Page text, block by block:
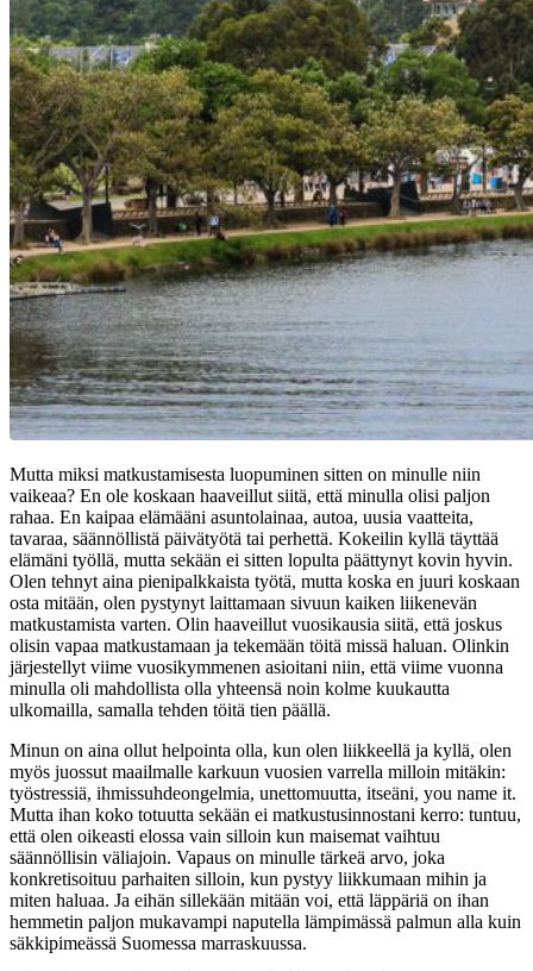
Mutta miksi matkustamisesta luopuminen sitten on minulle niin
vaikeaa? En ole koskaan haaveillut siitä, että minulla olisi paljon
rahaa. En kaipaa elämääni asuntolainaa, autoa, uusia vaatteita,
tavaraa, säännöllistä päivätyötä tai perhettä. Kokeilin kyllä täyttää
elämäni työllä, mutta sekään ei sitten lopulta päättynyt kovin hyvin.
Olen tehnyt aina pienipalkkaista työtä, mutta koska en juuri koskaan
osta mitään, olen pystynyt laittamaan sivuun kaiken liikenevän
matkustamista varten. Olin haaveillut vuosikausia siitä, että joskus
olisin vapaa matkustamaan ja tekemään töitä missä haluan. Olinkin
järjestellyt viime vuosikymmenen asioitani niin, että viime vuonna
minulla oli mahdollista olla yhteensä noin kolme kuukautta
ulkomailla, samalla tehden töitä tien päällä.
Minun on aina ollut helpointa olla, kun olen liikkeellä ja kyllä, olen
myös juossut maailmalle karkuun vuosien varrella milloin mitäkin:
työstressiä, ihmissuhdeongelmia, unettomuutta, itseäni, you name it.
Mutta ihan koko totuutta sekään ei matkustusinnostani kerro: tuntuu,
että olen oikeasti elossa vain silloin kun maisemat vaihtuu
säännöllisin väliajoin. Vapaus on minulle tärkeä arvo, joka
konkretisoituu parhaiten silloin, kun pystyy liikkumaan mihin ja
miten haluaa. Ja eihän sillekään mitään voi, että läppäriä on ihan
hemmetin paljon mukavampi naputella lämpimässä palmun alla kuin
säkkipimeässä Suomessa marraskuussa.